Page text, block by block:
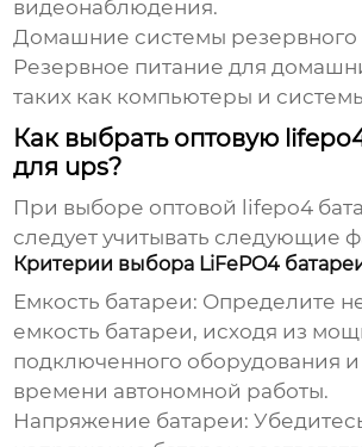
видеонаблюдения.
Домашние системы резервного
Резервное питание для
таких как компьютеры и
Как выбрать оптовую
для ups?
При выборе оптовой lifepo4
следует учитывать следующие
Критерии выбора LiFePO4
Емкость батареи: Определите
емкость батареи, исходя из
подключенного оборудования
времени автономной работы.
Напряжение батареи: